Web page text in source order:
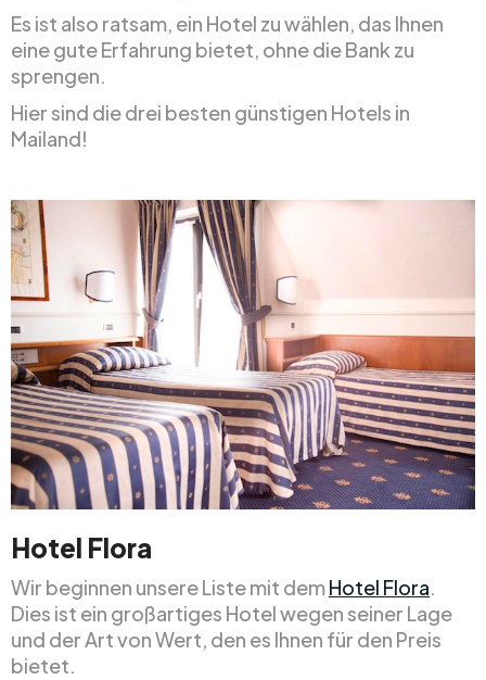
Es ist also ratsam, ein Hotel zu wählen, das Ihnen
eine gute Erfahrung bietet, ohne die Bank zu
sprengen.
Hier sind die drei besten günstigen Hotels in
Mailand!
Hotel Flora
Wir beginnen unsere Liste mit demHotel Flora.
Dies ist ein großartiges Hotel wegen seiner Lage
und der Art von Wert, den es Ihnen für den Preis
bietet.